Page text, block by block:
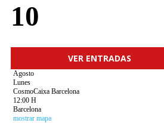
10
VER ENTRADAS
Agosto
Lunes
CosmoCaixa Barcelona
12:00 H
Barcelona
mostrar mapa